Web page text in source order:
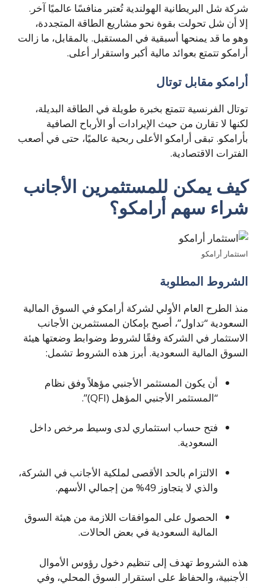
شركة شل البريطانية الهولندية تُعتبر منافسًا عالميًا آخر.
إلا أن شل تحولت بقوة نحو مشاريع الطاقة المتجددة،
وهو ما قد يمنحها أسبقية في المستقبل. بالمقابل، ما زالت
أرامكو تتمتع بعوائد مالية أكبر واستقرار أعلى.
أرامكو مقابل توتال
توتال الفرنسية تتمتع بخبرة طويلة في الطاقة البديلة،
لكنها لا تقارن من حيث الإيرادات أو الأرباح الصافية
بأرامكو. تبقى أرامكو الأعلى ربحية عالميًا، حتى في أصعب
الفترات الاقتصادية.
كيف يمكن للمستثمرين الأجانب
شراء سهم أرامكو؟
استثمار أرامكو
الشروط المطلوبة
منذ الطرح العام الأولي لشركة أرامكو في السوق المالية
السعودية “تداول”، أصبح بإمكان المستثمرين الأجانب
الاستثمار في الشركة وفقًا لشروط وضوابط وضعتها هيئة
السوق المالية السعودية. أبرز هذه الشروط تشمل:
أن يكون المستثمر الأجنبي مؤهلاً وفق نظام
“المستثمر الأجنبي المؤهل (QFI)”.
فتح حساب استثماري لدى وسيط مرخص داخل
السعودية.
الالتزام بالحد الأقصى لملكية الأجانب في الشركة،
والذي لا يتجاوز 49% من إجمالي الأسهم.
الحصول على الموافقات اللازمة من هيئة السوق
المالية السعودية في بعض الحالات.
هذه الشروط تهدف إلى تنظيم دخول رؤوس الأموال
الأجنبية، والحفاظ على استقرار السوق المحلي، وفي